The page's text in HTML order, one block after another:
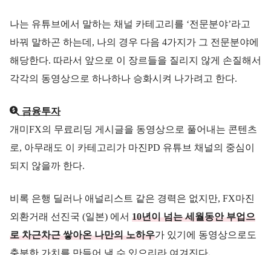
나는 유튜브에서 말하는 채널 카테고리를 ‘전문분야’라고
바꿔 말하곤 하는데, 나의 경우 다음 4가지가 그 전문분야에
해당한다. 따라서 앞으로 이 장르들을 질리지 않게 손질해서
각각의 동영상으로 하나하나 승화시켜 나가려고 한다.
금융투자
개미FX의 무료리딩 게시글을 동영상으로 풀어내는 콘텐츠
로, 아무래도 이 카테고리가 마진PD 유튜브 채널의 중심이
되지 않을까 한다.
비록 은행 딜러나 애널리스트 같은 경력은 없지만, FX마진
외환거래 선진국 (일본) 에서 10년이 넘는 세월동안 부업으
로 차근차근 쌓아온 나만의 노하우가 있기에 동영상으로도